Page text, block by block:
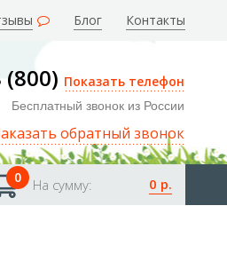
Блог Контакты
(800) Показать телефон
Бесплатный звонок из России
обратный звонок
0 На сумму: 0 р.